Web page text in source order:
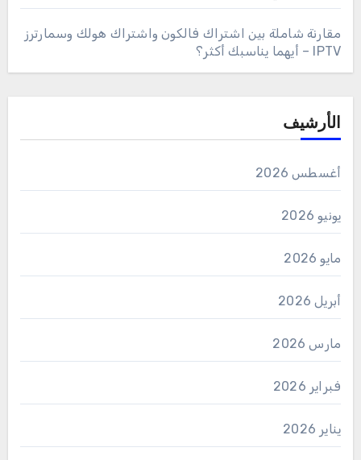
مقارنة شاملة بين اشتراك فالكون واشتراك هولك وسمارترز
IPTV – أيهما يناسبك أكثر؟
الأرشيف
أغسطس 2026
يونيو 2026
مايو 2026
أبريل 2026
مارس 2026
فبراير 2026
يناير 2026